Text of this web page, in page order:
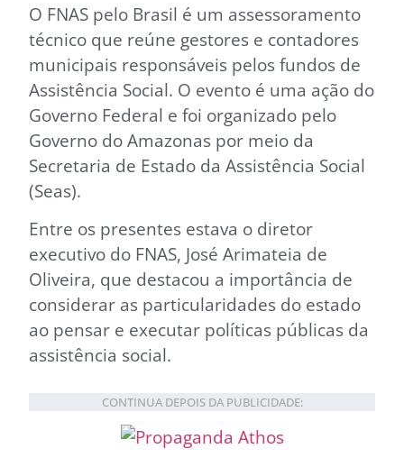
O FNAS pelo Brasil é um assessoramento
técnico que reúne gestores e contadores
municipais responsáveis pelos fundos de
Assistência Social. O evento é uma ação do
Governo Federal e foi organizado pelo
Governo do Amazonas por meio da
Secretaria de Estado da Assistência Social
(Seas).
Entre os presentes estava o diretor
executivo do FNAS, José Arimateia de
Oliveira, que destacou a importância de
considerar as particularidades do estado
ao pensar e executar políticas públicas da
assistência social.
CONTINUA DEPOIS DA PUBLICIDADE: